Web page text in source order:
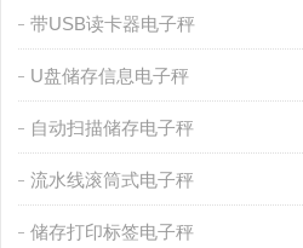
带USB读卡器电子秤
U盘储存信息电子秤
自动扫描储存电子秤
流水线滚筒式电子秤
储存打印标签电子秤